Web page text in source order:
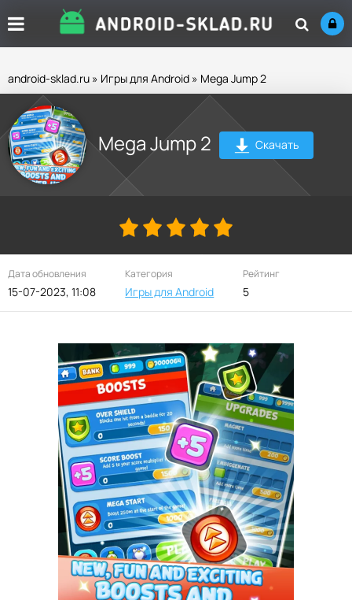
android-sklad.ru » Игры для Android » Mega Jump 2
Mega Jump 2 Скачать
Дата обновления
15-07-2023, 11:08
Категория
Игры для Android
Рейтинг
5